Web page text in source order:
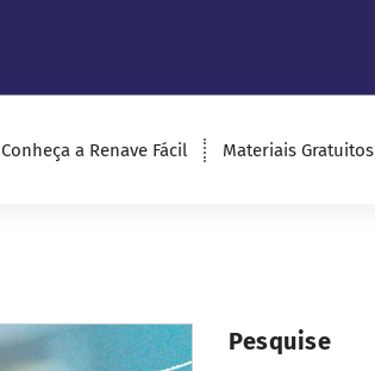
Conheça a Renave Fácil Materiais Gratuitos
Pesquise